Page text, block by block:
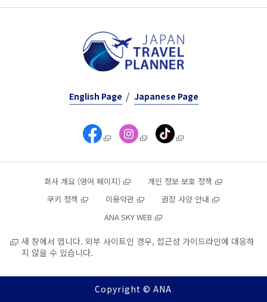
English Page Japanese Page
회사 개요 (영어 페이지)
개인 정보 보호 정책
쿠키 정책
이용약관
권장 사양 안내
ANA SKY WEB
새 창에서 엽니다. 외부 사이트인 경우, 접근성 가이드라인에 대응하
지 않을 수 있습니다.
Copyright © ANA